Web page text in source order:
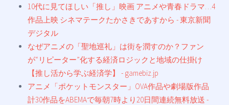
10代に見てほしい「推し」映画 アニメや青春ドラマ…4
作品上映 シネマテークたかさきであすから - 東京新聞
デジタル
なぜアニメの「聖地巡礼」は街を潤すのか？ファン
が“リピーター”化する経済ロジックと地域の仕掛け
【推し活から学ぶ経済学】 - gamebiz.jp
アニメ「ポケットモンスター」OVA作品や劇場版作品
計30作品をABEMAで毎朝7時より20日間連続無料放送 -